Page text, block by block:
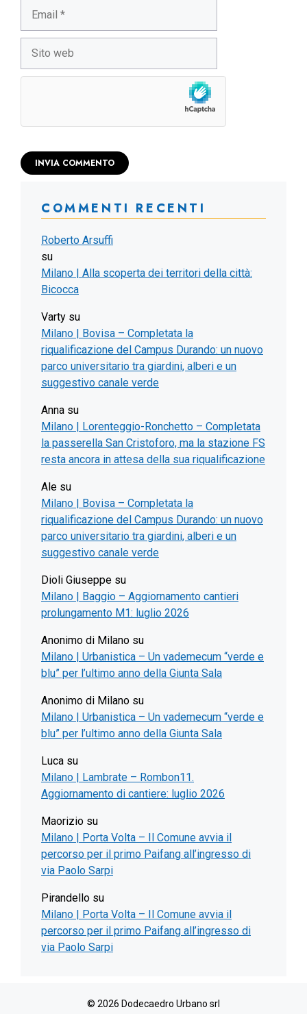
web
COMMENTI RECENTI
Roberto Arsuffi
su
Milano | Alla scoperta dei territori della città:
Bicocca
Varty su
Milano | Bovisa – Completata la
riqualificazione del Campus Durando: un nuovo
parco universitario tra giardini, alberi e un
suggestivo canale verde
Anna su
Milano | Lorenteggio-Ronchetto – Completata
la passerella San Cristoforo, ma la stazione FS
resta ancora in attesa della sua riqualificazione
Ale su
Milano | Bovisa – Completata la
riqualificazione del Campus Durando: un nuovo
parco universitario tra giardini, alberi e un
suggestivo canale verde
Dioli Giuseppe su
Milano | Baggio – Aggiornamento cantieri
prolungamento M1: luglio 2026
Anonimo di Milano su
Milano | Urbanistica – Un vademecum “verde e
blu” per l’ultimo anno della Giunta Sala
Anonimo di Milano su
Milano | Urbanistica – Un vademecum “verde e
blu” per l’ultimo anno della Giunta Sala
Luca su
Milano | Lambrate – Rombon11.
Aggiornamento di cantiere: luglio 2026
Maorizio su
Milano | Porta Volta – Il Comune avvia il
percorso per il primo Paifang all’ingresso di
via Paolo Sarpi
Pirandello su
Milano | Porta Volta – Il Comune avvia il
percorso per il primo Paifang all’ingresso di
via Paolo Sarpi
© 2026 Dodecaedro Urbano srl